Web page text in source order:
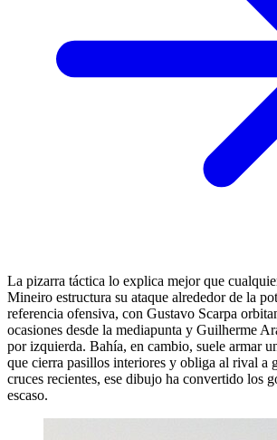
La pizarra táctica lo explica mejor que
Mineiro estructura su ataque alrededor de la
referencia ofensiva, con Gustavo Scarpa
ocasiones desde la mediapunta y Guilherme
por izquierda. Bahía, en cambio, suele armar
que cierra pasillos interiores y obliga al rival a
cruces recientes, ese dibujo ha convertido los
escaso.